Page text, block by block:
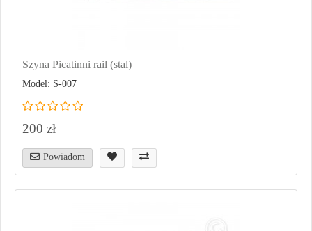
Szyna Picatinni rail (stal)
Model: S-007
200 zł
Powiadom